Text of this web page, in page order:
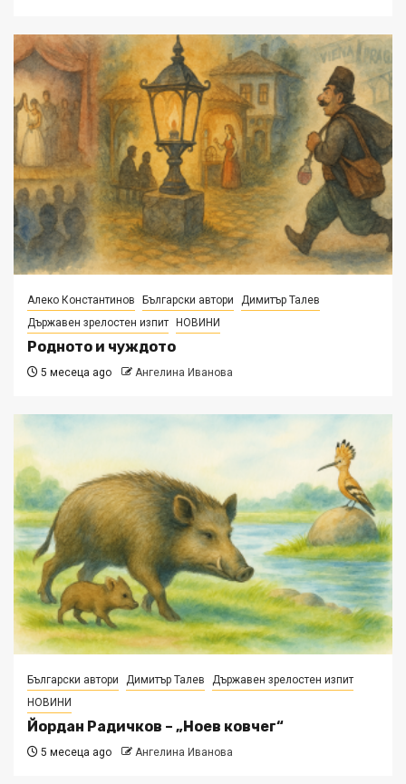
Алеко Константинов Български автори
Димитър Талев
Държавен зрелостен изпит
НОВИНИ
Родното и чуждото
5 месеца ago Ангелина Иванова
Български автори Димитър Талев
Държавен зрелостен изпит
НОВИНИ
Йордан Радичков – „Ноев ковчег“
5 месеца ago Ангелина Иванова